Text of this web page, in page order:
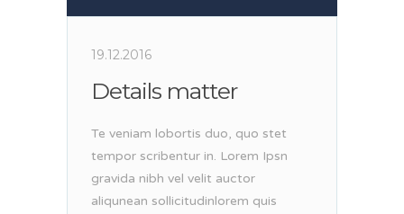
19.12.2016
Details matter
Te veniam lobortis duo, quo stet
tempor scribentur in. Lorem Ipsn
gravida nibh vel velit auctor
aliqunean sollicitudinlorem quis